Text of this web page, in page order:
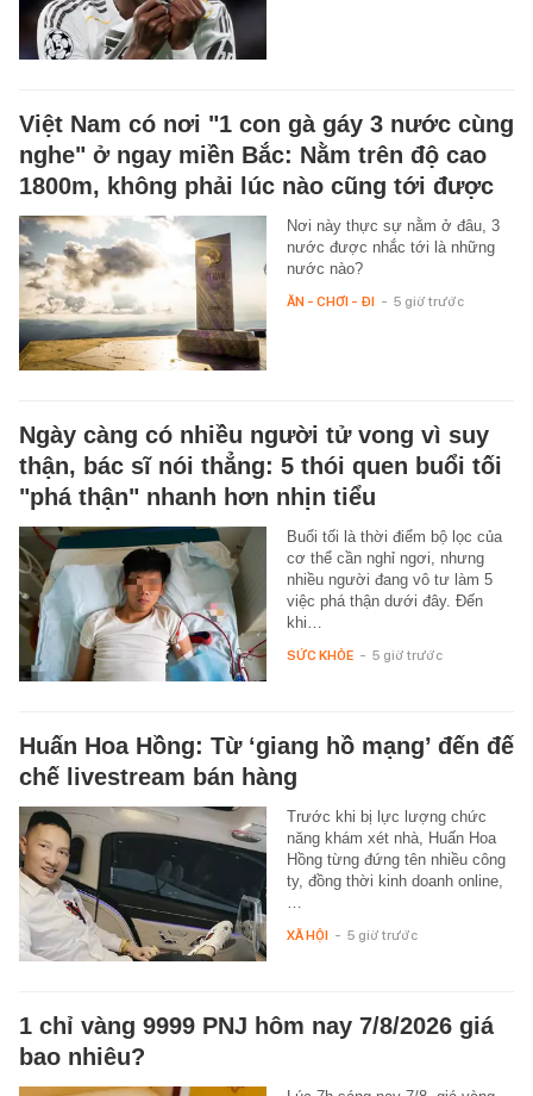
Việt Nam có nơi "1 con gà gáy 3 nước cùng
nghe" ở ngay miền Bắc: Nằm trên độ cao
1800m, không phải lúc nào cũng tới được
Nơi này thực sự nằm ở đâu, 3
nước được nhắc tới là những
nước nào?
ĂN - CHƠI - ĐI - 5 giờ trước
Ngày càng có nhiều người tử vong vì suy
thận, bác sĩ nói thẳng: 5 thói quen buổi tối
"phá thận" nhanh hơn nhịn tiểu
Buổi tối là thời điểm bộ lọc của
cơ thể cần nghỉ ngơi, nhưng
nhiều người đang vô tư làm 5
việc phá thận dưới đây. Đến
khi…
SỨC KHỎE - 5 giờ trước
Huấn Hoa Hồng: Từ ‘giang hồ mạng’ đến đế
chế livestream bán hàng
Trước khi bị lực lượng chức
năng khám xét nhà, Huấn Hoa
Hồng từng đứng tên nhiều công
ty, đồng thời kinh doanh online,
XÃ HỘI - 5 giờ trước
1 chỉ vàng 9999 PNJ hôm nay 7/8/2026 giá
bao nhiêu?